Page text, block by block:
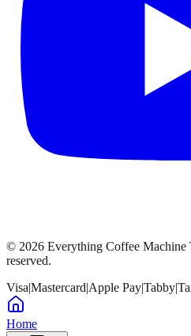
© 2026 Everything Coffee
reserved.
Visa|Mastercard|Apple Pay|Tabby|
Home